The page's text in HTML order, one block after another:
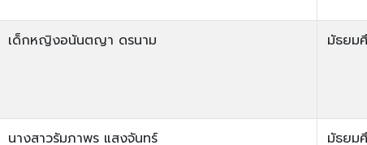
เด็กหญิงอนันตญา ดรนาม มัธยม
นางสาวรัมภาพร แสงจันทร์ มัธยม